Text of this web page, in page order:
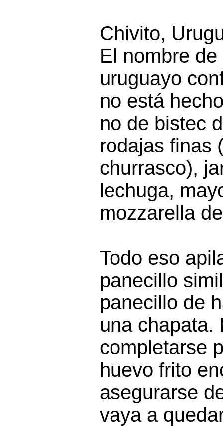
Chivito,
El nombre
uruguayo
no está
no de bistec
rodajas finas
churrasco),
lechuga,
mozzarella
Todo eso
panecillo
panecillo de
una chapata.
completarse
huevo frito
asegurarse
vaya a